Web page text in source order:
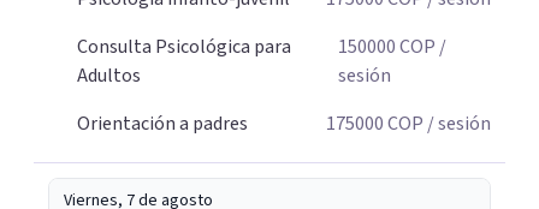
Consulta Psicológica para
Adultos
150000COP /
sesión
Orientación a padres
175000COP / sesión
Viernes, 7 de agosto